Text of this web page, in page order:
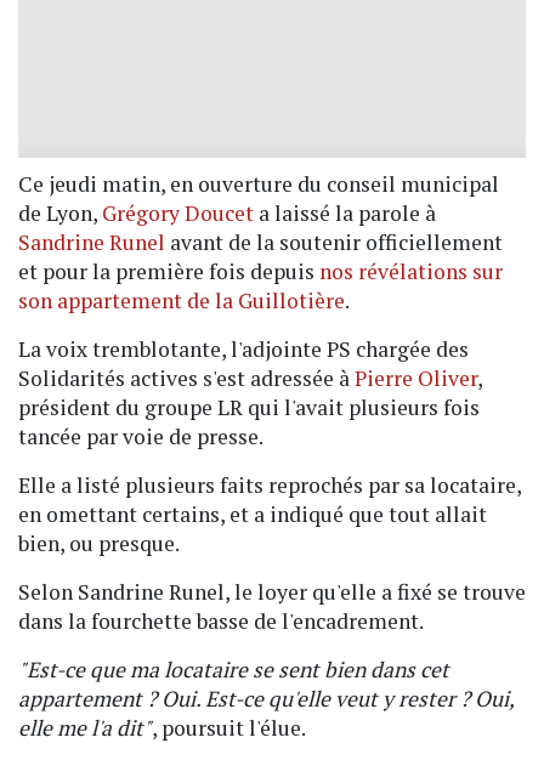
Ce jeudi matin, en ouverture du conseil municipal
de Lyon, Grégory Doucet a laissé la parole à
Sandrine Runel avant de la soutenir officiellement
et pour la première fois depuis nos révélations sur
son appartement de la Guillotière.
La voix tremblotante, l'adjointe PS chargée des
Solidarités actives s'est adressée à Pierre Oliver,
président du groupe LR qui l'avait plusieurs fois
tancée par voie de presse.
Elle a listé plusieurs faits reprochés par sa locataire,
en omettant certains, et a indiqué que tout allait
bien, ou presque.
Selon Sandrine Runel, le loyer qu'elle a fixé se trouve
dans la fourchette basse de l'encadrement.
"Est-ce que ma locataire se sent bien dans cet
appartement ? Oui. Est-ce qu'elle veut y rester ? Oui,
elle me l'a dit", poursuit l'élue.